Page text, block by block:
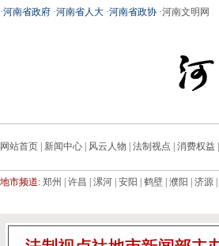
·河南省政府 ·河南省人大 ·河南省政协 ·河南文明网
网站首页 新闻中心 风云人物 法制视点 消费权益
地市频道: 郑州 许昌 漯河 安阳 鹤壁 濮阳 济源